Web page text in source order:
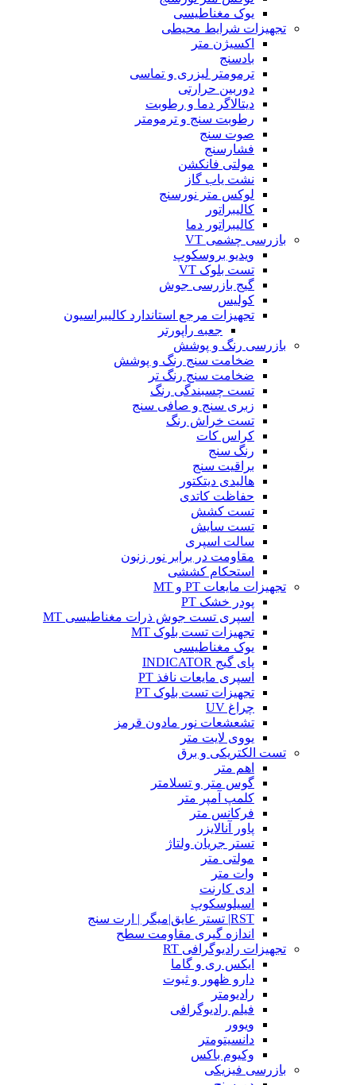
یوک مغناطیسی
تجهیزات شرایط محیطی
اکسیژن متر
بادسنج
ترمومتر لیزری و تماسی
دوربین حرارتی
دیتالاگر دما و رطوبت
رطوبت سنج و ترمومتر
صوت سنج
فشارسنج
مولتی فانکشن
نشت یاب گاز
لوکس متر نورسنج
کالیبراتور
کالیبراتور دما
بازرسی چشمی VT
ویدیو بروسکوپ
تست بلوک VT
گیج بازرسی جوش
کولیس
تجهیزات مرجع استاندارد کالیبراسیون
جعبه راپورتر
بازرسی رنگ و پوشش
ضخامت سنج رنگ و پوشش
ضخامت سنج رنگ تر
تست چسبندگی رنگ
زبری سنج و صافی سنج
تست خراش رنگ
کراس کات
رنگ سنج
براقیت سنج
هالیدی دیتکتور
حفاظت کاتدی
تست کشش
تست سایش
سالت اسپری
مقاومت در برابر نور زنون
استحکام کششی
تجهیزات مایعات PT و MT
پودر خشک PT
اسپری تست جوش ذرات مغناطیسی MT
تجهیزات تست بلوک MT
یوک مغناطیسی
پای گیج INDICATOR
اسپری مایعات نافذ PT
تجهیزات تست بلوک PT
چراغ UV
تشعشعات نور مادون قرمز
یووی لایت متر
تست الکتریکی و برق
اهم متر
گوس متر و تسلامتر
کلمپ آمپر متر
فرکانس متر
پاور آنالایزر
تستر جریان ولتاژ
مولتی متر
وات متر
ادی کارنت
اسیلوسکوپ
RST| تستر عایق|میگر | ارت سنج
اندازه گیری مقاومت سطح
تجهیزات رادیوگرافی RT
ایکس ری و گاما
دارو ظهور و ثبوت
رادیومتر
فیلم رادیوگرافی
ویوور
دانسیتومتر
وکیوم باکس
بازرسی فیزیکی